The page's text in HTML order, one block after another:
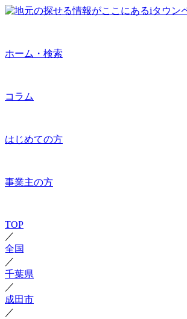
ホーム・検索
コラム
はじめての方
事業主の方
TOP
／
全国
／
千葉県
／
成田市
／